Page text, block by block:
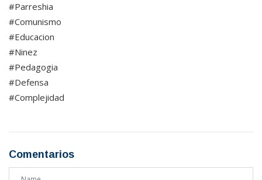
#Parreshia
#Comunismo
#Educacion
#Ninez
#Pedagogia
#Defensa
#Complejidad
Comentarios